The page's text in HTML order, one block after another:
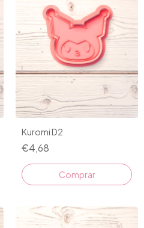
Kuromi D2
€4,68
Comprar